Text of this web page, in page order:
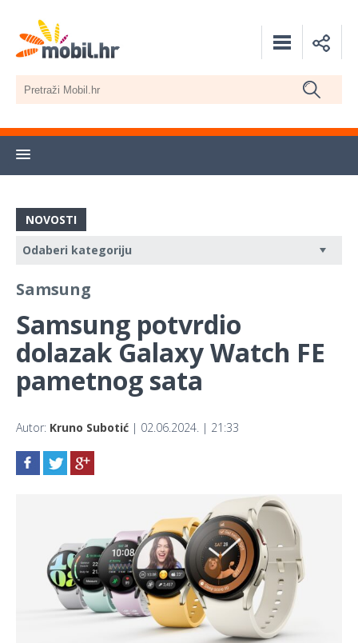
NOVOSTI
Samsung
Samsung potvrdio
dolazak Galaxy Watch FE
pametnog sata
Autor: Kruno Subotić | 02.06.2024. | 21:33